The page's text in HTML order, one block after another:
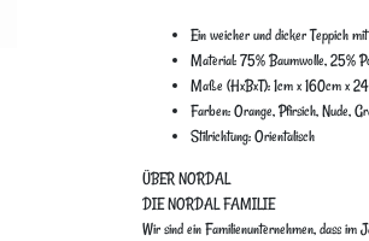
Ein weicher und dicker Teppich
Material: 75% Baumwolle, 25%
Maße (HxBxT): 1cm x 160cm x
Farben: Orange, Pfirsich, Nude,
Stilrichtung: Orientalisch
ÜBER NORDAL
DIE NORDAL FAMILIE
Wir sind ein Familienunternehmen, dass